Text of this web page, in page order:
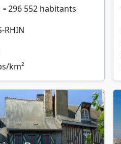
-296 552 habitants
RHIN
km²